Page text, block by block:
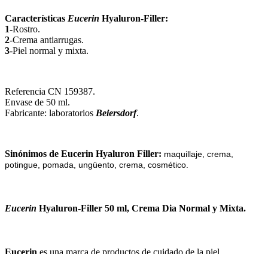
Características Eucerin Hyaluron-Filler:
1-Rostro.
2-Crema antiarrugas.
3-Piel normal y mixta.
Referencia CN 159387.
Envase de 50 ml.
Fabricante: laboratorios Beiersdorf.
Sinónimos de Eucerin Hyaluron Filler: maquillaje, crema,
potingue, pomada, ungüento, crema, cosmético.
Eucerin Hyaluron-Filler 50 ml, Crema Dia Normal y Mixta.